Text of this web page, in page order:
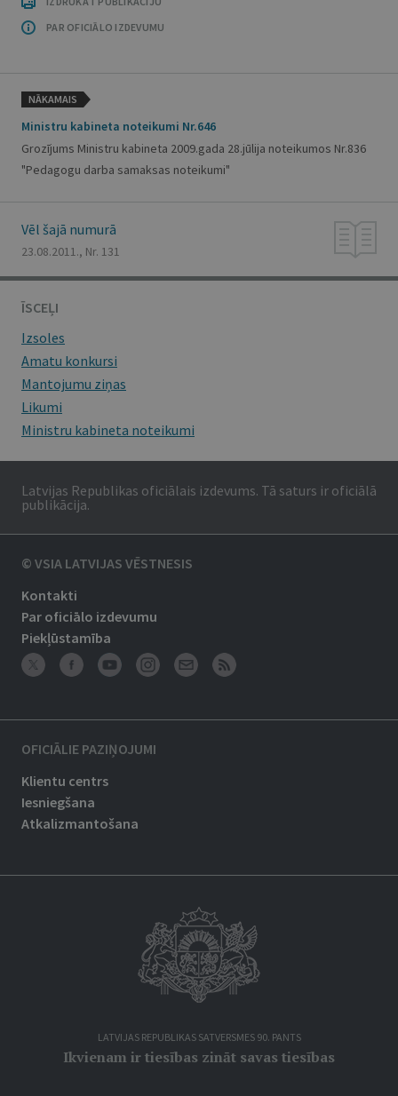
PAR OFICIĀLO IZDEVUMU
NĀKAMAIS
Ministru kabineta noteikumi Nr.646
Grozījums Ministru kabineta 2009.gada 28.jūlija noteikumos Nr.836
"Pedagogu darba samaksas noteikumi"
Vēl šajā numurā
23.08.2011., Nr. 131
ĪSCEĻI
Izsoles
Amatu konkursi
Mantojumu ziņas
Likumi
Ministru kabineta noteikumi
Latvijas Republikas oficiālais izdevums. Tā saturs ir oficiālā
publikācija.
© VSIA LATVIJAS VĒSTNESIS
Kontakti
Par oficiālo izdevumu
Piekļūstamība
OFICIĀLIE PAZIŅOJUMI
Klientu centrs
Iesniegšana
Atkalizmantošana
LATVIJAS REPUBLIKAS SATVERSMES 90. PANTS
Ikvienam ir tiesības zināt savas tiesības